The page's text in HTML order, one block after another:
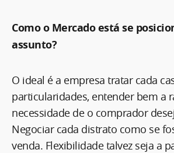
Como o Mercado está se
assunto?
O ideal é a empresa tratar cada
particularidades, entender bem a
necessidade de o comprador
Negociar cada distrato como se
venda. Flexibilidade talvez seja a